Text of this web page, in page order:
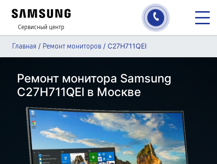
Сервисный центр
Главная / Ремонт мониторов / C27H711QEI
Ремонт монитора Samsung
C27H711QEI в Москве